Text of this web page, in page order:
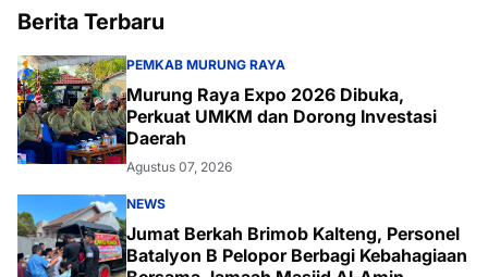
Berita Terbaru
PEMKAB MURUNG RAYA
Murung Raya Expo 2026 Dibuka,
Perkuat UMKM dan Dorong Investasi
Daerah
Agustus 07, 2026
NEWS
Jumat Berkah Brimob Kalteng, Personel
Batalyon B Pelopor Berbagi Kebahagiaan